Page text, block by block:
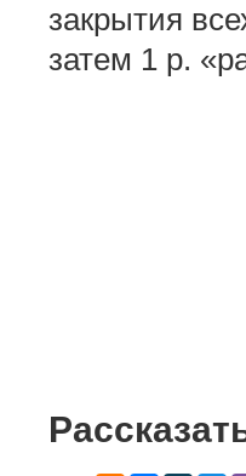
закрытия
затем 1 р.